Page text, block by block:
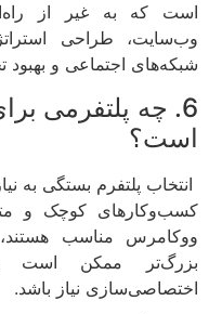
است که به غیر از
وب‌سایت، طراحی
شبکه‌های اجتماعی و بهبود
6. چه پلتفرمی
است؟
انتخاب پلتفرم بستگی به
کسب‌وکارهای کوچک و
ووکامرس مناسب
اختصاصی‌سازی نیاز باشد.